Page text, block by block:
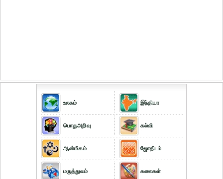
உலகம்
பொதுஅறிவு
ஆன்மிகம்
மருத்துவம்
இந்தியா
கல்வி
ஜோதிடம்
கலைகள்